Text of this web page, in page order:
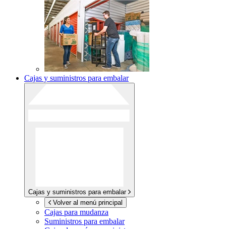
Cajas y suministros para embalar
Cajas y suministros para embalar
Volver al menú principal
Cajas para mudanza
Suministros para embalar